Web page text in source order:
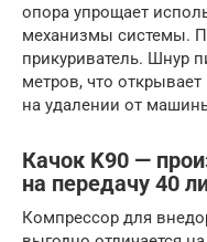
опора упрощает
механизмы системы.
прикуриватель. Шнур
метров, что
на удалении от
Качок K90 —
на передачу 40
Компрессор для